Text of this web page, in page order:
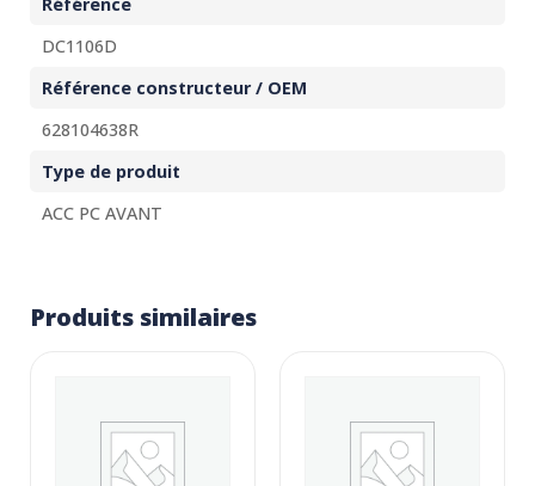
DC1106D
Référence constructeur / OEM
628104638R
Type de produit
ACC PC AVANT
Produits similaires